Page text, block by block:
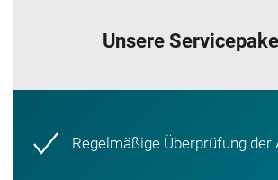
Unsere
Regelmäßige Überprüfung der